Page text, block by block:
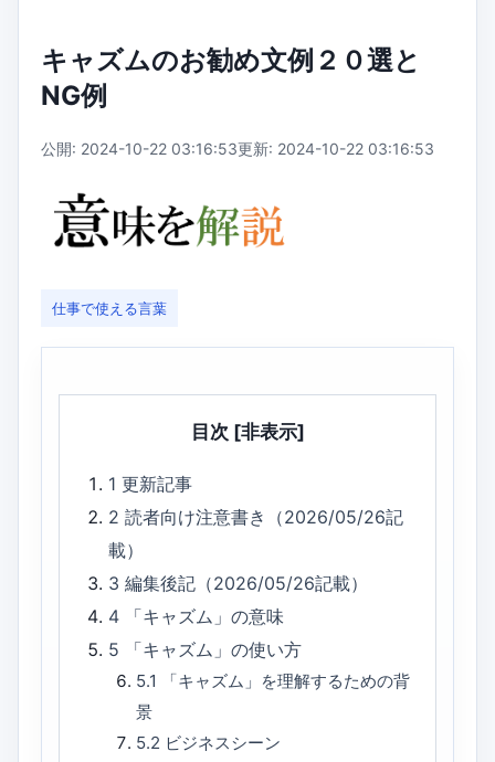
キャズムのお勧め文例２０選と
NG例
公開: 2024-10-22 03:16:53更新: 2024-10-22 03:16:53
仕事で使える言葉
目次 [非表示]
1更新記事
2読者向け注意書き（2026/05/26記
載）
3編集後記（2026/05/26記載）
4
「キャズム」の意味
5
「キャズム」の使い方
5.1
「キャズム」を理解するための背
景
5.2 ビジネスシーン